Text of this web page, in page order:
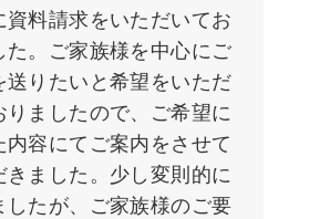
資料請求をいただいてお
た。ご家族様を中心にご
送りたいと希望をいただ
りましたので、ご希望に
内容にてご案内をさせて
きました。少し変則的に
したが、ご家族様のご要